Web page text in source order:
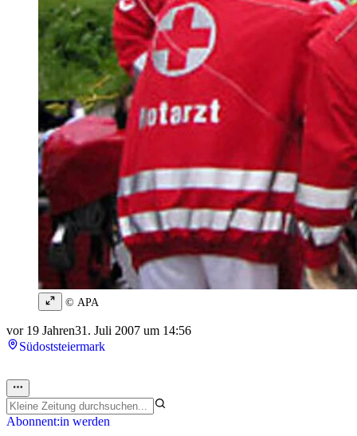
© APA
vor 19 Jahren31. Juli 2007 um 14:56
Südoststeiermark
Abonnent:in werden